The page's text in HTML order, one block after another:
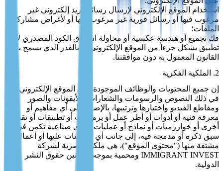
استخدام الموقع الإلكتروني لإرسال رسائل بريد إلكتروني غير
مرغوب فيها أو رسائل فورية غير مرغوب فيها أو لأغراض مشاركة
الملفات؛
فك تجميع أو هندسة عكسية أو محاولة اشتقاق الكود المصدري لأي
تطبيق يشكل جزءاً من الموقع الإلكتروني إلا بالقدر الذي يسمح به
القانون المعمول به دون موافقتنا.
2. الملكية الفكرية
إن جميع المحتويات والوظائف الموجودة على الموقع الإلكتروني، بما
في ذلك النصوص والرسومات والشعارات والأيقونات والصور
ومقاطع الفيديو واختيارها وترتيبها، بالإضافة إلى أي مفاهيم أو
معرفة فنية أو أدوات أو أطر عمل أو برمجيات أو تطبيقات أو تقنيات
أخرى أو خوارزميات أو نماذج أو عمليات ورؤى صناعية تكمن في ما
سبق ذكره أو مدمجة فيه، إلى جانب أي تحسينات عليها أو أعمال
مشتقة منها ("محتوى الموقع")، هي ملكية حصرية لشركة
IMMIGRANT INVEST ومحمية بموجب قوانين حقوق النشر
الدولية.